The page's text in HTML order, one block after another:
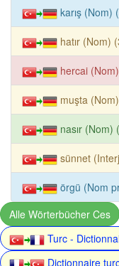
karış (Nom)
hatır (Nom)
hercai
muşta
nasır (Nom)
sünnet
örgü (Nom
Alle Wörterbücher Ces
Turc -
Dictionnaire